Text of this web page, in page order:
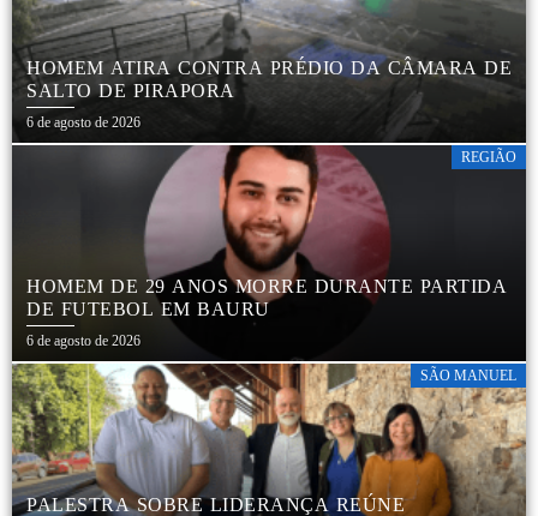
HOMEM ATIRA CONTRA PRÉDIO DA CÂMARA DE
SALTO DE PIRAPORA
6 de agosto de 2026
REGIÃO
HOMEM DE 29 ANOS MORRE DURANTE PARTIDA
DE FUTEBOL EM BAURU
6 de agosto de 2026
SÃO MANUEL
PALESTRA SOBRE LIDERANÇA REÚNE